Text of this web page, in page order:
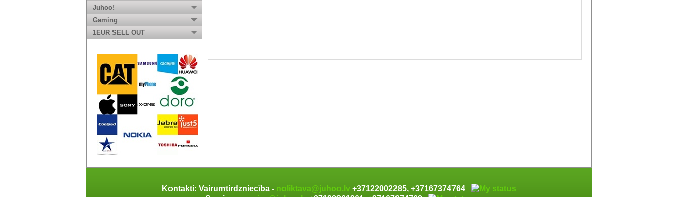
Juhoo!
Gaming
1EUR SELL OUT
Kontakti: Vairumtirdzniecība - noliktava@juhoo.lv +37122002285, +37167374764